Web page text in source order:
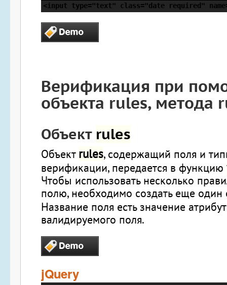
Верификация при
объекта rules, метода
Объект rules
Объект rules, содержащий поля и
верификации, передается в функцию
Чтобы использовать несколько
полю, необходимо создать еще один
Название поля есть значение
валидируемого поля.
jQuery